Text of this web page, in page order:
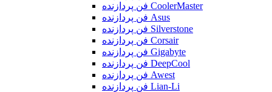
فن پردازنده CoolerMaster
فن پردازنده Asus
فن پردازنده Silverstone
فن پردازنده Corsair
فن پردازنده Gigabyte
فن پردازنده DeepCool
فن پردازنده Awest
فن پردازنده Lian-Li